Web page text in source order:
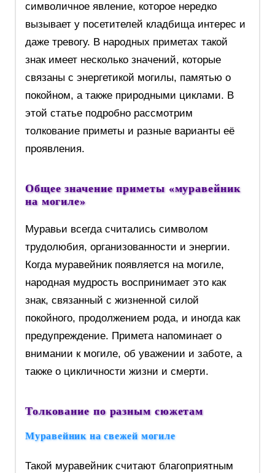
символичное явление, которое нередко
вызывает у посетителей кладбища интерес и
даже тревогу. В народных приметах такой
знак имеет несколько значений, которые
связаны с энергетикой могилы, памятью о
покойном, а также природными циклами. В
этой статье подробно рассмотрим
толкование приметы и разные варианты её
проявления.
Общее значение приметы «муравейник
на могиле»
Муравьи всегда считались символом
трудолюбия, организованности и энергии.
Когда муравейник появляется на могиле,
народная мудрость воспринимает это как
знак, связанный с жизненной силой
покойного, продолжением рода, и иногда как
предупреждение. Примета напоминает о
внимании к могиле, об уважении и заботе, а
также о цикличности жизни и смерти.
Толкование по разным сюжетам
Муравейник на свежей могиле
Такой муравейник считают благоприятным